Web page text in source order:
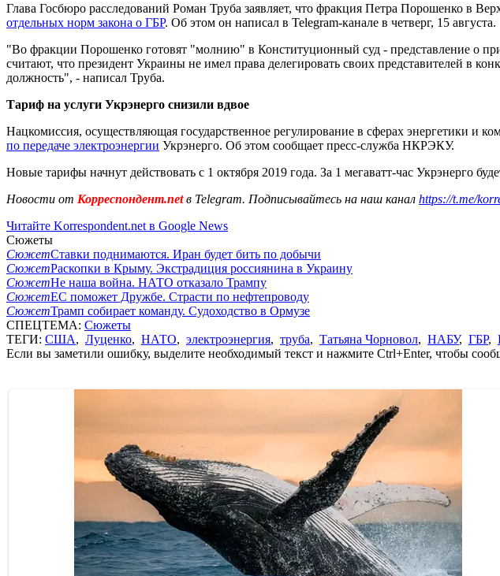
Глава Госбюро расследований Роман Труба заявляет, что фракция Петра Порошенко в
отдельных норм закона о ГБР. Об этом он написал в Telegram-канале в четверг, 15 августа.
"Во фракции Порошенко готовят "молнию" в Конституционный суд - представление о
считают, что президент Украины не имел права делегировать своих представителей в
должность", - написал Труба.
Тариф на услуги Укрэнерго снизили вдвое
Нацкомиссия, осуществляющая государственное регулирование в сферах энергетики и
по передаче электроэнергии Укрэнерго. Об этом сообщает пресс-служба НКРЭКУ.
Новые тарифы начнут действовать с 1 октября 2019 года. За 1 мегаватт-час Укрэнерго
Новости от Корреспондент.netв Telegram. Подписывайтесь на наш канал https://t.me/
Читайте Korrespondent.net в Google News
Сюжеты
СюжетСтавки поднимаются. Иран будет бить по добычи
СюжетРаскопки в Крыму. Экстрадиция россиянина в Украину
СюжетНе наша война. НАТО отказало Трампу
СюжетЕС поможет Дружбе. Страсти по нефтепроводу
СюжетТрамп собирает команду. Судоходство в Ормузе
СПЕЦТЕМА: Сюжеты
ТЕГИ: США, Луценко, НАТО, электроэнергия, труба, Татьяна Чорновол, НАБУ, ГБР,
Если вы заметили ошибку, выделите необходимый текст и нажмите Ctrl+Enter, чтобы